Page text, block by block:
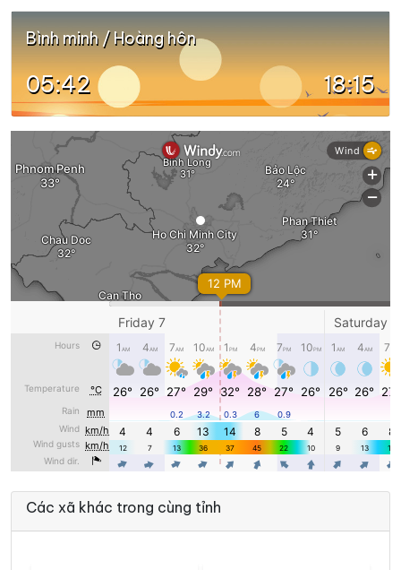
Bình minh / Hoàng hôn
05:42 18:15
Các xã khác trong cùng tỉnh